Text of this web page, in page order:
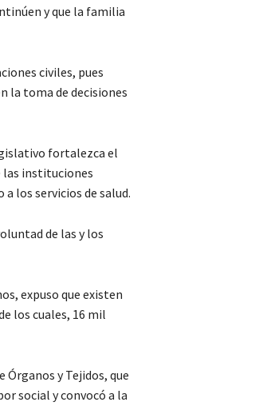
y que la familia
civiles, pues
la toma de decisiones
fortalezca el
las instituciones
los servicios de salud.
de las y los
expuso que existen
los cuales, 16 mil
y Tejidos, que
social y convocó a la